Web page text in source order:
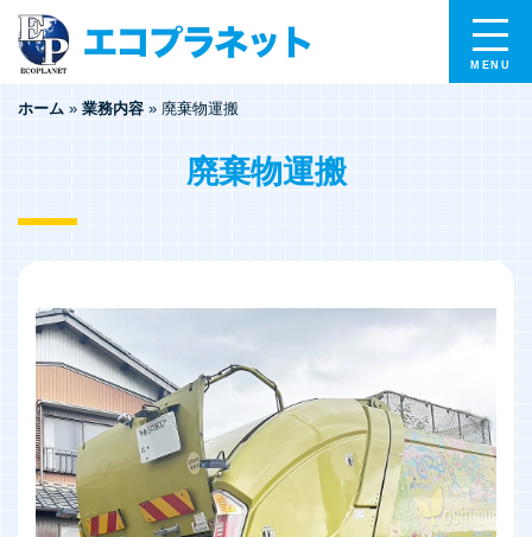
ホーム » 業務内容 » 廃棄物運搬
廃棄物運搬